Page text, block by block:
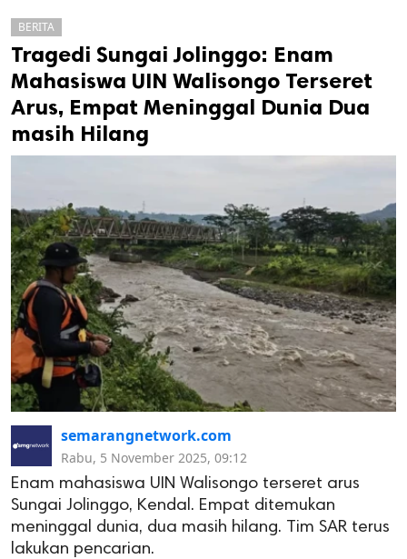
cipta.
BERITA
Tragedi Sungai Jolinggo: Enam
Mahasiswa UIN Walisongo Terseret
Arus, Empat Meninggal Dunia Dua
masih Hilang
semarangnetwork.com
Rabu, 5 November 2025, 09:12
Enam mahasiswa UIN Walisongo terseret arus
Sungai Jolinggo, Kendal. Empat ditemukan
meninggal dunia, dua masih hilang. Tim SAR terus
lakukan pencarian.